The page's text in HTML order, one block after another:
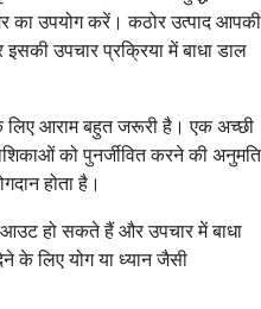
का उपयोग करें। कठोर उत्पाद आपकी
उपचार प्रक्रिया में बाधा डाल
लिए आराम बहुत जरूरी है। एक अच्छी
को पुनर्जीवित करने की अनुमति
होता है।
हो सकते हैं और उपचार में बाधा
के लिए योग या ध्यान जैसी